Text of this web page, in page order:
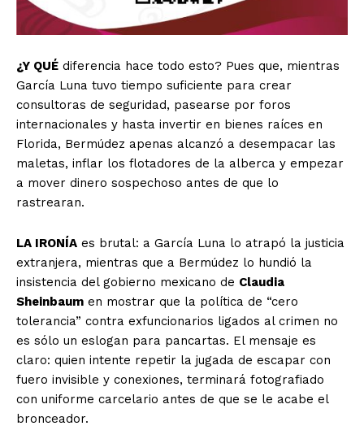
¿Y QUÉ diferencia hace todo esto? Pues que, mientras
García Luna tuvo tiempo suficiente para crear
consultoras de seguridad, pasearse por foros
internacionales y hasta invertir en bienes raíces en
Florida, Bermúdez apenas alcanzó a desempacar las
maletas, inflar los flotadores de la alberca y empezar
a mover dinero sospechoso antes de que lo
rastrearan.
LA IRONÍA es brutal: a García Luna lo atrapó la justicia
extranjera, mientras que a Bermúdez lo hundió la
insistencia del gobierno mexicano de Claudia
Sheinbaum en mostrar que la política de “cero
tolerancia” contra exfuncionarios ligados al crimen no
es sólo un eslogan para pancartas. El mensaje es
claro: quien intente repetir la jugada de escapar con
fuero invisible y conexiones, terminará fotografiado
con uniforme carcelario antes de que se le acabe el
bronceador.